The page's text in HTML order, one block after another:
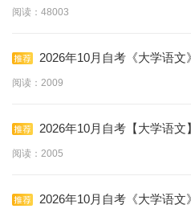
阅读：48003
2026年10月自考《大学语文
阅读：2009
2026年10月自考【大学语文
阅读：2005
2026年10月自考《大学语文